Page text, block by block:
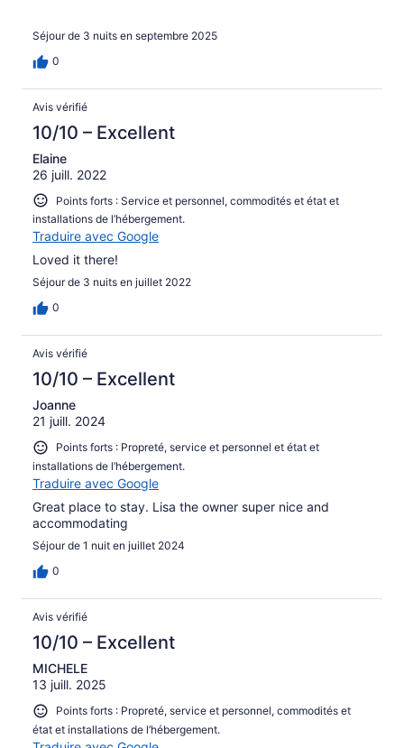
Séjour de 3 nuits en septembre 2025
0
Avis vérifié
10/10 – Excellent
Elaine
26 juill. 2022
Points forts : Service et personnel, commodités et état et
installations de l’hébergement.
Traduire avec Google
Loved it there!
Séjour de 3 nuits en juillet 2022
0
Avis vérifié
10/10 – Excellent
Joanne
21 juill. 2024
Points forts : Propreté, service et personnel et état et
installations de l’hébergement.
Traduire avec Google
Great place to stay. Lisa the owner super nice and
accommodating
Séjour de 1 nuit en juillet 2024
0
Avis vérifié
10/10 – Excellent
MICHELE
13 juill. 2025
Points forts : Propreté, service et personnel, commodités et
état et installations de l’hébergement.